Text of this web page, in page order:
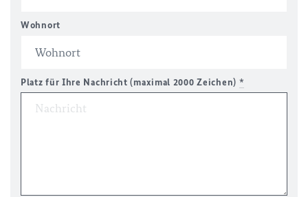
Wohnort
Platz für Ihre Nachricht (maximal 2000 Zeichen) *